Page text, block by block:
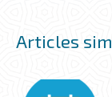
Articles